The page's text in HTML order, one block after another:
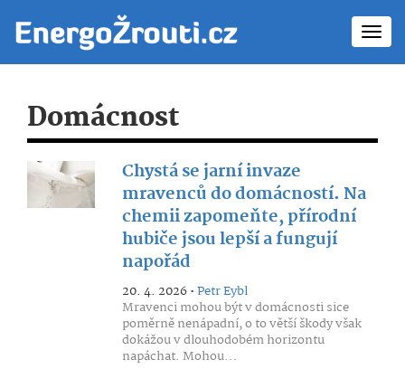
Domácnost
Chystá se jarní invaze
mravenců do domácností. Na
chemii zapomeňte, přírodní
hubiče jsou lepší a fungují
napořád
20. 4. 2026 •Petr Eybl
Mravenci mohou být v domácnosti sice
poměrně nenápadní, o to větší škody však
dokážou v dlouhodobém horizontu
napáchat. Mohou...